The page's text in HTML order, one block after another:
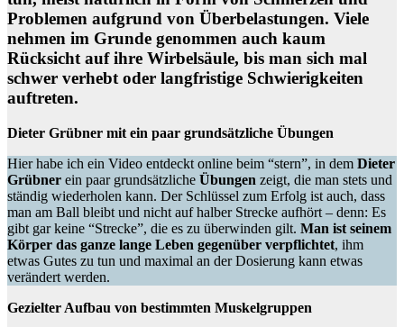
Problemen aufgrund von Überbelastungen. Viele
nehmen im Grunde genommen auch kaum
Rücksicht auf ihre Wirbelsäule, bis man sich mal
schwer verhebt oder langfristige Schwierigkeiten
auftreten.
Dieter Grübner mit ein paar grundsätzliche Übungen
Hier habe ich ein Video entdeckt online beim “stern”, in dem Dieter
Grübner ein paar grundsätzliche Übungen zeigt, die man stets und
ständig wiederholen kann. Der Schlüssel zum Erfolg ist auch, dass
man am Ball bleibt und nicht auf halber Strecke aufhört – denn: Es
gibt gar keine “Strecke”, die es zu überwinden gilt. Man ist seinem
Körper das ganze lange Leben gegenüber verpflichtet, ihm
etwas Gutes zu tun und maximal an der Dosierung kann etwas
verändert werden.
Gezielter Aufbau von bestimmten Muskelgruppen